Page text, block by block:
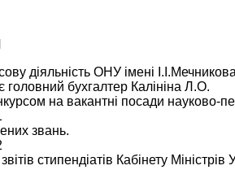
діяльність ОНУ імені
головний бухгалтер Калініна Л.О.
на вакантні посади науково-
звань.
стипендіатів Кабінету